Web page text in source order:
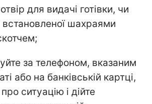
для видачі готівки, чи
шахраями
за телефоном, вказаним
або на банківській картці,
ситуацію і дійте